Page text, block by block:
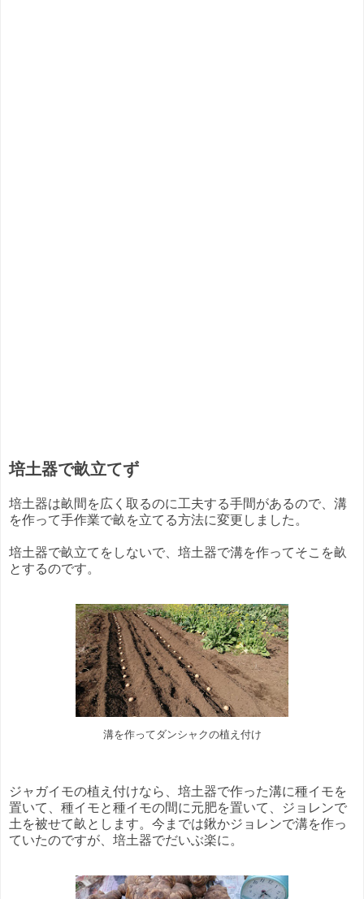
培土器で畝立てず
培土器は畝間を広く取るのに工夫する手間があるので、溝
を作って手作業で畝を立てる方法に変更しました。
培土器で畝立てをしないで、培土器で溝を作ってそこを畝
とするのです。
溝を作ってダンシャクの植え付け
ジャガイモの植え付けなら、培土器で作った溝に種イモを
置いて、種イモと種イモの間に元肥を置いて、ジョレンで
土を被せて畝とします。今までは鍬かジョレンで溝を作っ
ていたのですが、培土器でだいぶ楽に。